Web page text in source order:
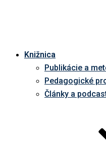
Knižnica
Publikácie a
Pedagogické
Články a